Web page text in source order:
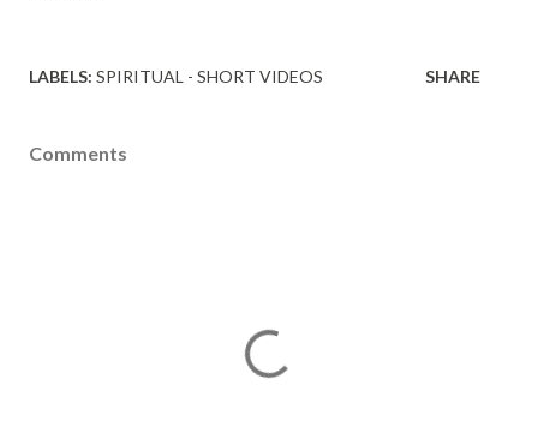
LABELS: SPIRITUAL - SHORT VIDEOS SHARE
Comments